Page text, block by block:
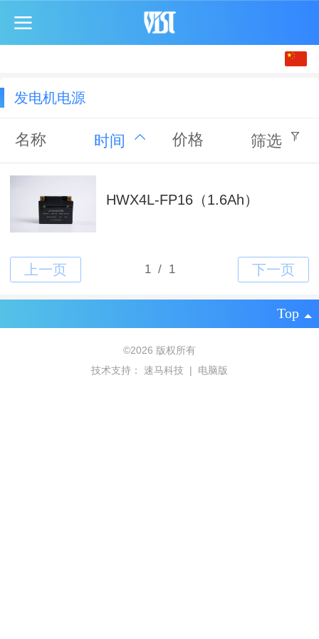
发电机电源
名称 时间 价格 筛选
HWX4L-FP16（1.6Ah）
Top
©2026 版权所有
技术支持： 速马科技 | 电脑版